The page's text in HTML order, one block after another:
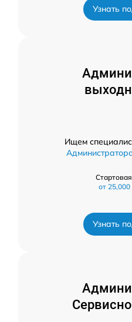
Узнать
Ищем
от 25,000
Узнать